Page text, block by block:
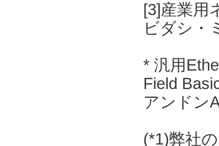
[3]産業用
ビダシ・
* 汎用
Field
アンドン
(*1)弊社